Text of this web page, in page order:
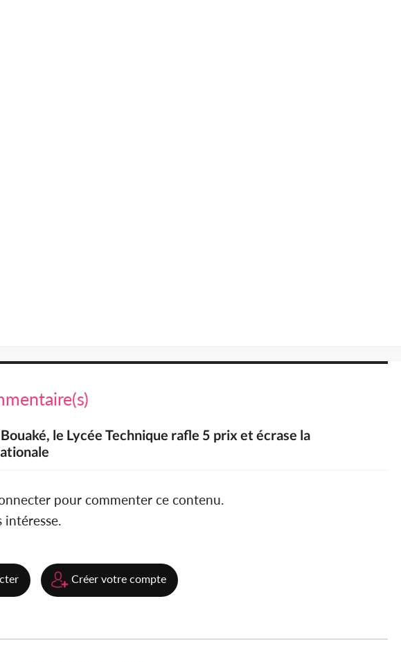
le Lycée Technique rafle 5 prix et écrase la
pour commenter ce contenu.
intéresse.
Créer votre compte